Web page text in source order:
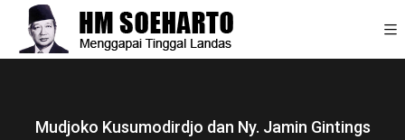
Mudjoko Kusumodirdjo dan Ny. Jamin Gintings